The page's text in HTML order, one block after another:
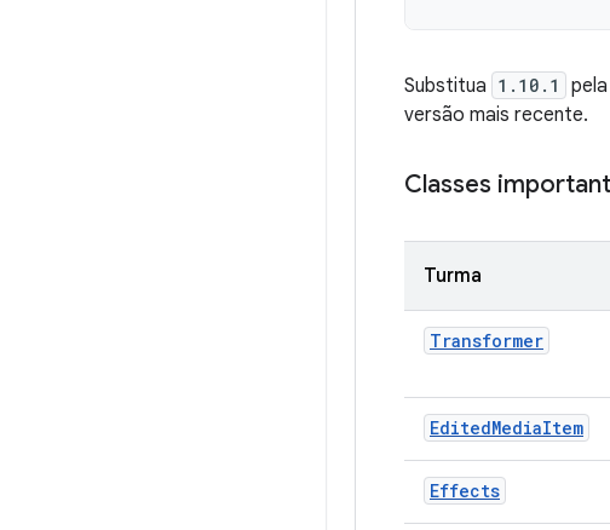
Substitua 1.10.1
versão mais recente.
Classes
Turma
Transformer
EditedMediaItem
Effects